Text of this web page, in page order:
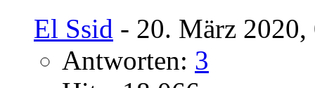
El Ssid - 20. März
Antworten: 3